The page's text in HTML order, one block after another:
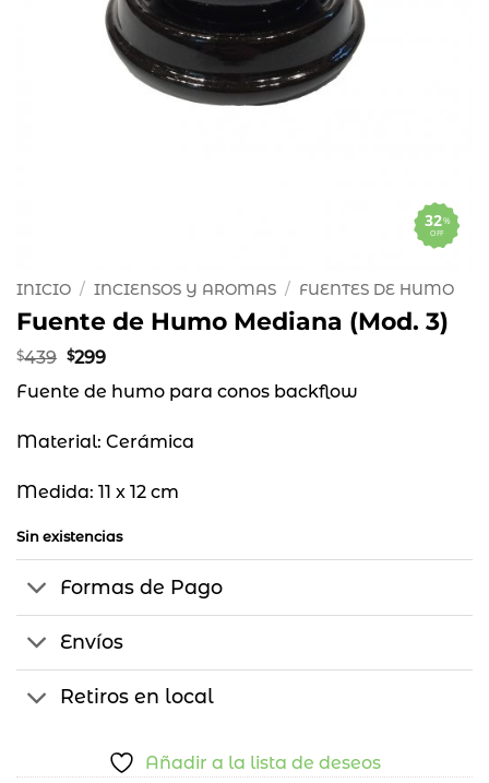
%
OFF
32
INICIO / INCIENSOS Y AROMAS / FUENTES DE HUMO
Fuente de Humo Mediana (Mod. 3)
$439 El
original
$299El
actual
Fuente de humo para conos backflow
Material: Cerámica
Medida: 11 x 12 cm
Sin existencias
Formas de Pago
Envíos
Retiros en local
Añadir a la lista de deseos